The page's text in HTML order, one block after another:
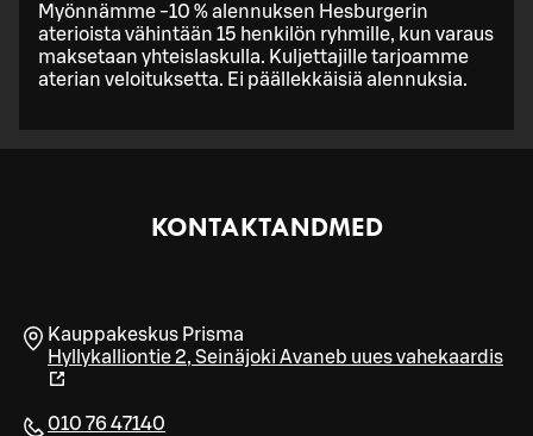
Myönnämme -10 % alennuksen Hesburgerin
aterioista vähintään 15 henkilön ryhmille, kun varaus
maksetaan yhteislaskulla. Kuljettajille tarjoamme
aterian veloituksetta. Ei päällekkäisiä alennuksia.
KONTAKTANDMED
Kauppakeskus Prisma
Hyllykalliontie 2, Seinäjoki Avaneb uues vahekaardis
010 76 47140